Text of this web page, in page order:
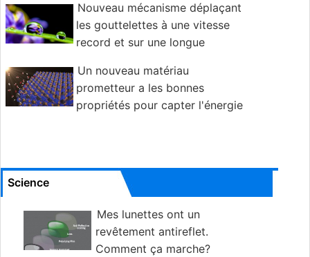
Nouveau mécanisme déplaçant
les gouttelettes à une vitesse
record et sur une longue
Un nouveau matériau
prometteur a les bonnes
propriétés pour capter l'énergie
Science
Mes lunettes ont un
revêtement antireflet.
Comment ça marche?